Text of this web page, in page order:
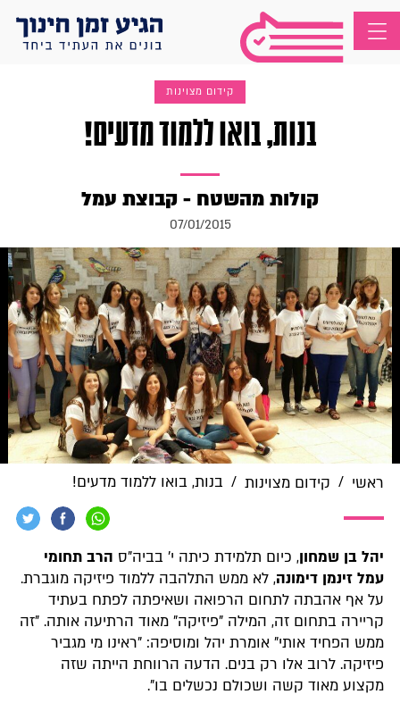
קידום מצוינות
בנות, בואו ללמוד מדעים!
קולות מהשטח - קבוצת עמל
07/01/2015
ראשי / קידום מצוינות / בנות, בואו ללמוד מדעים!
יהל בן שמחון, כיום תלמידת כיתה י' בביה"ס הרב תחומי
עמל זינמן דימונה, לא ממש התלהבה ללמוד פיזיקה מוגברת.
על אף אהבתה לתחום הרפואה ושאיפתה לפתח בעתיד
קריירה בתחום זה, המילה "פיזיקה" מאוד הרתיעה אותה. "זה
ממש הפחיד אותי" אומרת יהל ומוסיפה: "ראינו מי מגביר
פיזיקה. לרוב אלו רק בנים. הדעה הרווחת הייתה שזה
מקצוע מאוד קשה ושכולם נכשלים בו".